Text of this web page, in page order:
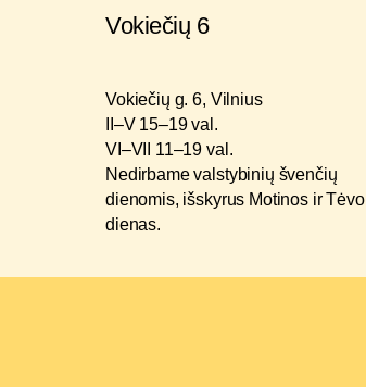
Vokiečių 6
Vokiečių g. 6, Vilnius
II–V 15–19 val.
VI–VII 11–19 val.
Nedirbame valstybinių švenčių
dienomis, išskyrus Motinos ir Tėvo
dienas.